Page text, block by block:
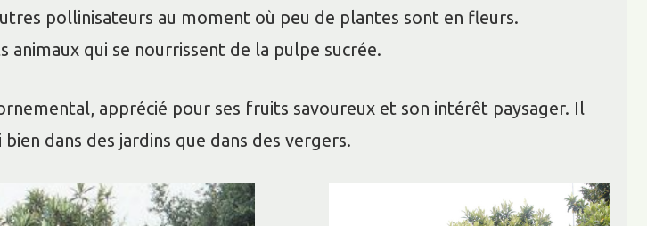
pollinisateurs au moment où peu de plantes sont en fleurs.
qui se nourrissent de la pulpe sucrée.
apprécié pour ses fruits savoureux et son intérêt paysager. Il
dans des jardins que dans des vergers.